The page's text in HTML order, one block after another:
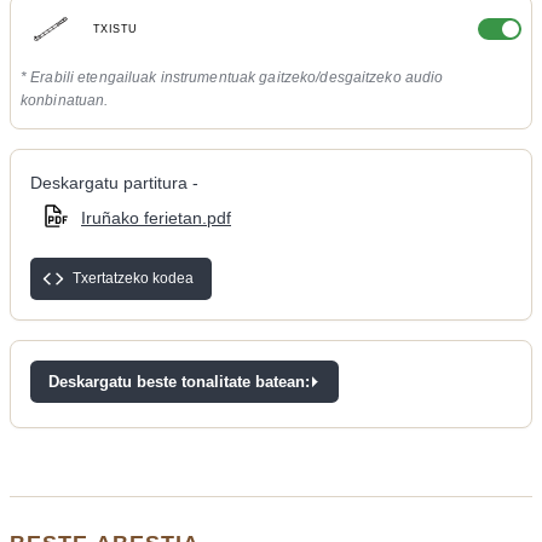
TXISTU
* Erabili etengailuak instrumentuak gaitzeko/desgaitzeko audio
konbinatuan.
Deskargatu partitura -
Iruñako ferietan.pdf
Txertatzeko kodea
Deskargatu beste tonalitate batean: